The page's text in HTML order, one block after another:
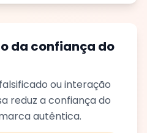
da confiança do
ou interação
reduz a confiança do
autêntica.